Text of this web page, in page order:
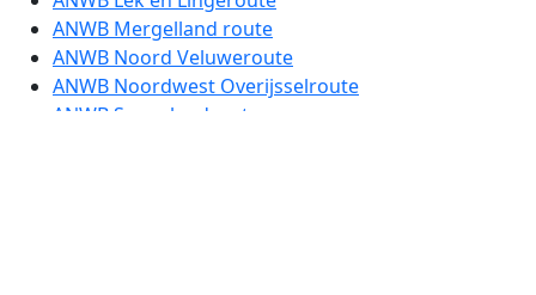
ANWB Mergelland route
ANWB Noord Veluweroute
ANWB Noordwest Overijsselroute
ANWB Sagenlandroute